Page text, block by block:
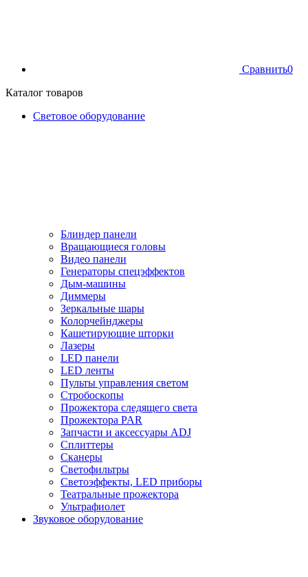
Сравнить0
Каталог товаров
Световое оборудование
Блиндер панели
Вращающиеся головы
Видео панели
Генераторы спецэффектов
Дым-машины
Диммеры
Зеркальные шары
Колорчейнджеры
Кашетирующие шторки
Лазеры
LED панели
LED ленты
Пульты управления светом
Стробоскопы
Прожектора следящего света
Прожектора PAR
Запчасти и аксессуары ADJ
Сплиттеры
Сканеры
Светофильтры
Светоэффекты, LED приборы
Театральные прожектора
Ультрафиолет
Звуковое оборудование